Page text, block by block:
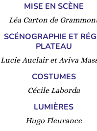
MISE EN SCÈNE
Léa Carton de
SCÉNOGRAPHIE ET
PLATEAU
Lucie Auclair et Aviva
COSTUMES
Cécile Laborda
LUMIÈRES
Hugo Fleurance